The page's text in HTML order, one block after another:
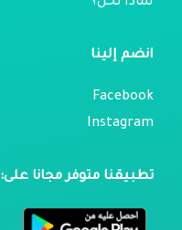
لماذا نحن؟
انضم إلينا
Facebook
Instagram
تطبيقنا متوفر مجانا على: